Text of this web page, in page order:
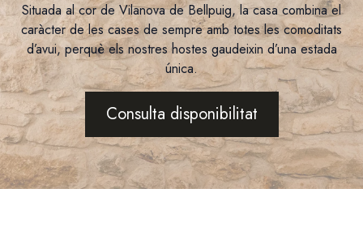
Situada al cor de Vilanova de Bellpuig, la casa combina el
caràcter de les cases de sempre amb totes les comoditats
d’avui, perquè els nostres hostes gaudeixin d’una estada
única.
Consulta disponibilitat